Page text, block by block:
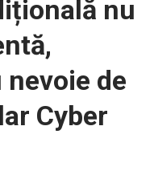
nu
de
Cyber